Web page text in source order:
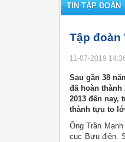
TIN TẬP ĐOÀN
Tập đoàn
11-07-2019
Sau gần 38
đã hoàn
2013 đến nay,
thành tựu to
Ông Trần
cục Bưu điện.